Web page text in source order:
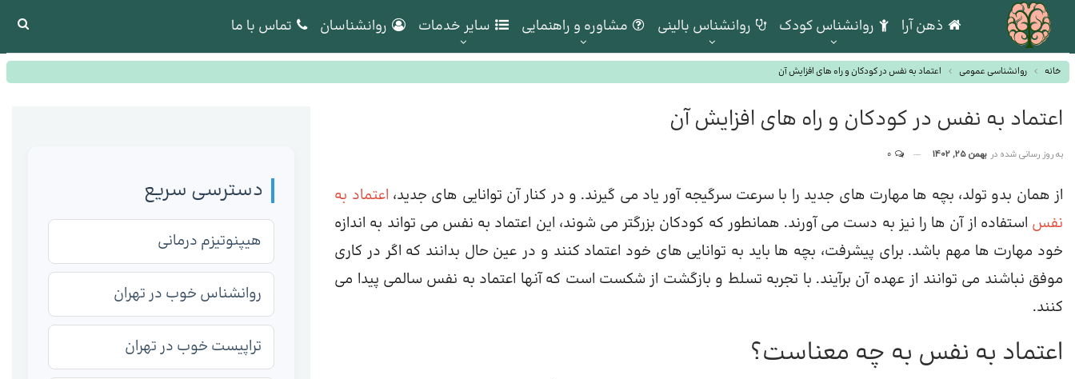
ذهن آرا روانشناس کودک روانشناس بالینی مشاوره و راهنمایی سایر خدمات روانشناسان تماس با ما
خانه روانشناسی عمومی اعتماد به نفس در کودکان و راه های افزایش آن
اعتماد به نفس در کودکان و راه های افزایش آن
به روز رسانی شده در بهمن 25, 1402
از همان بدو تولد، بچه ها مهارت های جدید را با سرعت سرگیجه آور یاد می گیرند. و در کنار آن توانایی های جدید، اعتماد به
نفس استفاده از آن ها را نیز به دست می آورند. همانطور که کودکان بزرگتر می شوند، این اعتماد به نفس می تواند به اندازه
خود مهارت ها مهم باشد. برای پیشرفت، بچه ها باید به توانایی های خود اعتماد کنند و در عین حال بدانند که اگر در کاری
موفق نباشند می توانند از عهده آن برآیند. با تجربه تسلط و بازگشت از شکست است که آنها اعتماد به نفس سالمی پیدا می
کنند.
اعتماد به نفس به چه معناست؟
دسترسی سریع
هیپنوتیزم درمانی
روانشناس خوب در تهران
تراپیست خوب در تهران